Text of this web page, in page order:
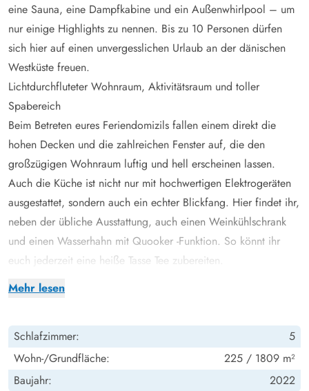
Mehr lesen
eine Sauna, eine Dampfkabine und ein Außenwhirlpool – um
nur einige Highlights zu nennen. Bis zu 10 Personen dürfen
sich hier auf einen unvergesslichen Urlaub an der dänischen
Westküste freuen.
Lichtdurchfluteter Wohnraum, Aktivitätsraum und toller
Spabereich
Beim Betreten eures Feriendomizils fallen einem direkt die
hohen Decken und die zahlreichen Fenster auf, die den
großzügigen Wohnraum luftig und hell erscheinen lassen.
Auch die Küche ist nicht nur mit hochwertigen Elektrogeräten
ausgestattet, sondern auch ein echter Blickfang. Hier findet ihr,
neben der übliche Ausstattung, auch einen Weinkühlschrank
und einen Wasserhahn mit Quooker -Funktion. So könnt ihr
euch jederzeit eine heiße Tasse Tee zubereiten.
Im hinteren Bereich findet ihr eine gemütliche Sofaecke mit
des Aktivitätsraumes. Hier findet ihr eine PS4-Spielekonsole. Im
unteren teil des Aktivitätsraumes könnt ihr euch beim
Poolbillard, Tischtennis oder Tischkicker austoben. Hier ist
Schlafzimmer:
5
Wohn-/Grundfläche:
225 / 1809 m²
Baujahr:
2022